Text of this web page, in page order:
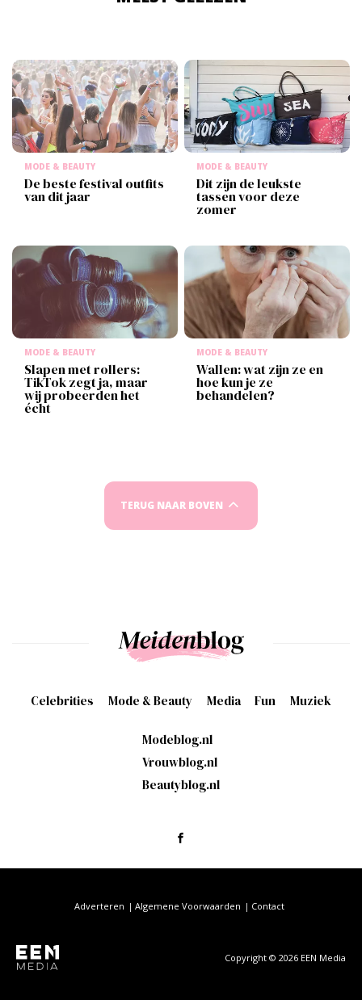
MODE & BEAUTY
De beste festival outfits
van dit jaar
MODE & BEAUTY
Dit zijn de leukste
tassen voor deze
zomer
MODE & BEAUTY
Slapen met rollers:
TikTok zegt ja, maar
wij probeerden het
écht
MODE & BEAUTY
Wallen: wat zijn ze en
hoe kun je ze
behandelen?
TERUG NAAR BOVEN
Celebrities Mode & Beauty Media Fun Muziek
Modeblog.nl
Vrouwblog.nl
Beautyblog.nl
Copyright © 2026 EEN Media
Adverteren Algemene Voorwaarden Contact